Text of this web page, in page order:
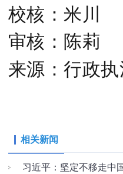
校核： 米川
审核：陈莉
来源：行政
相关新闻
习近平：坚定不移走中